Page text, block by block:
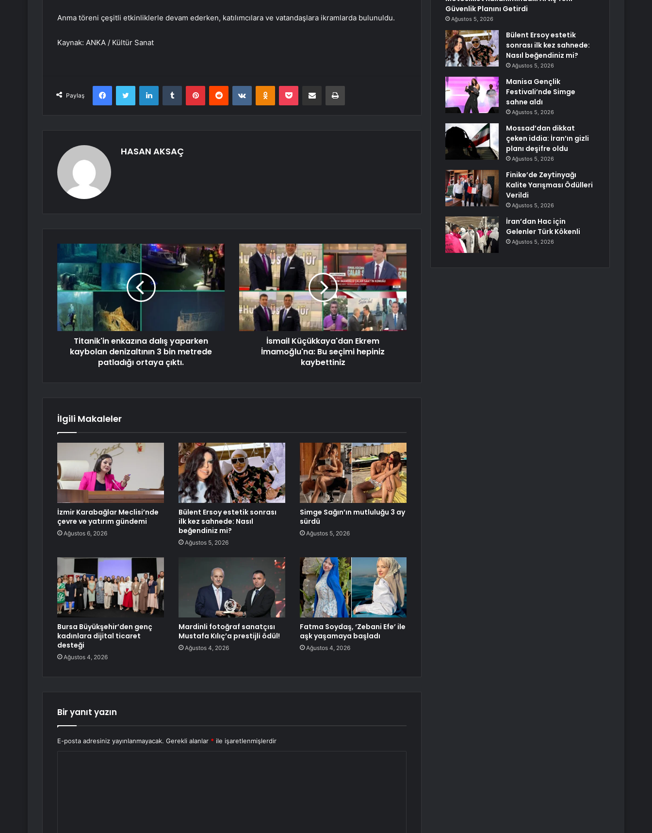
Anma töreni çeşitli etkinliklerle devam ederken, katılımcılara ve vatandaşlara ikramlarda bulunuldu.
Kaynak: ANKA / Kültür Sanat
Paylaş
FacebookTwitter LinkedInTumblr PinterestReddit VKontakteOdnoklassniki
Pocket E-Posta ile paylaş Yazdır
HASAN AKSAÇ
Titanik'in enkazına dalış yaparken
kaybolan denizaltının 3 bin metrede
patladığı ortaya çıktı.
İsmail Küçükkaya'dan Ekrem
İmamoğlu'na: Bu seçimi hepiniz
kaybettiniz
İlgili Makaleler
İzmir Karabağlar Meclisi’nde
çevre ve yatırım gündemi
Ağustos 6, 2026
Bülent Ersoy estetik sonrası
ilk kez sahnede: Nasıl
beğendiniz mi?
Ağustos 5, 2026
Simge Sağın’ın mutluluğu 3 ay
sürdü
Ağustos 5, 2026
Bursa Büyükşehir’den genç
kadınlara dijital ticaret
desteği
Ağustos 4, 2026
Mardinli fotoğraf sanatçısı
Mustafa Kılıç’a prestijli ödül!
Ağustos 4, 2026
Fatma Soydaş, ‘Zebani Efe’ ile
aşk yaşamaya başladı
Ağustos 4, 2026
Bir yanıt yazın
E-posta adresiniz yayınlanmayacak. Gerekli alanlar * ile işaretlenmişlerdir
Güvenlik Planını Getirdi
Ağustos 5, 2026
Bülent Ersoy estetik
sonrası ilk kez sahnede:
Nasıl beğendiniz mi?
Ağustos 5, 2026
Manisa Gençlik
Festivali’nde Simge
sahne aldı
Ağustos 5, 2026
Mossad’dan dikkat
çeken iddia: İran’ın gizli
planı deşifre oldu
Ağustos 5, 2026
Finike’de Zeytinyağı
Kalite Yarışması Ödülleri
Verildi
Ağustos 5, 2026
İran’dan Hac için
Gelenler Türk Kökenli
Ağustos 5, 2026